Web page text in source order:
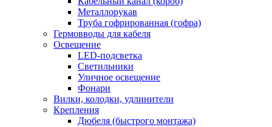
Металлорукав
Труба гофрированная (гофра)
Гермовводы для кабеля
Освещение
LED-подсветка
Светильники
Уличное освещение
Фонари
Вилки, колодки, удлинители
Крепления
Дюбеля (быстрого монтажа)